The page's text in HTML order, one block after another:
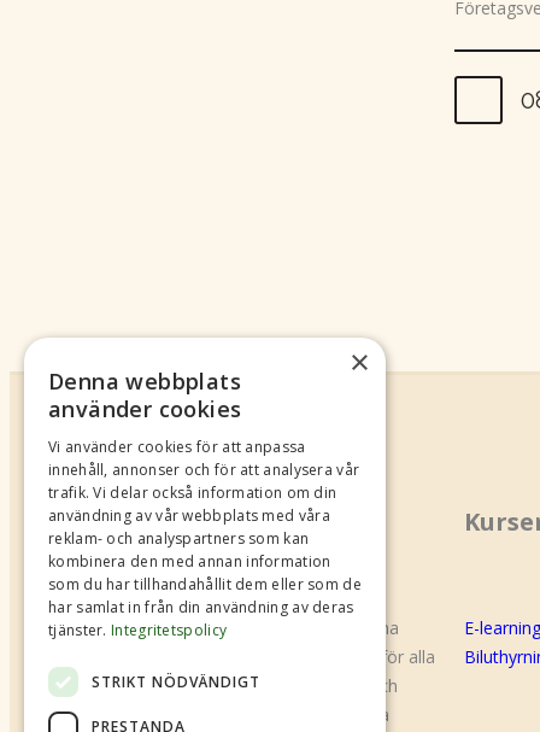
Om oss
B.U.S Shared Mobility (f.d Biluthyrarna
Sverige) är en branschorganisation för alla
företag som bedriver biluthyrning och
annan bildelning. Den gemensamma
E-
×
Denna webbplats
använder cookies
Vi använder cookies för att anpassa
innehåll, annonser och för att analysera vår
trafik. Vi delar också information om din
användning av vår webbplats med våra
reklam- och analyspartners som kan
kombinera den med annan information
som du har tillhandahållit dem eller som de
har samlat in från din användning av deras
tjänster. Integritetspolicy
STRIKT NÖDVÄNDIGT
PRESTANDA